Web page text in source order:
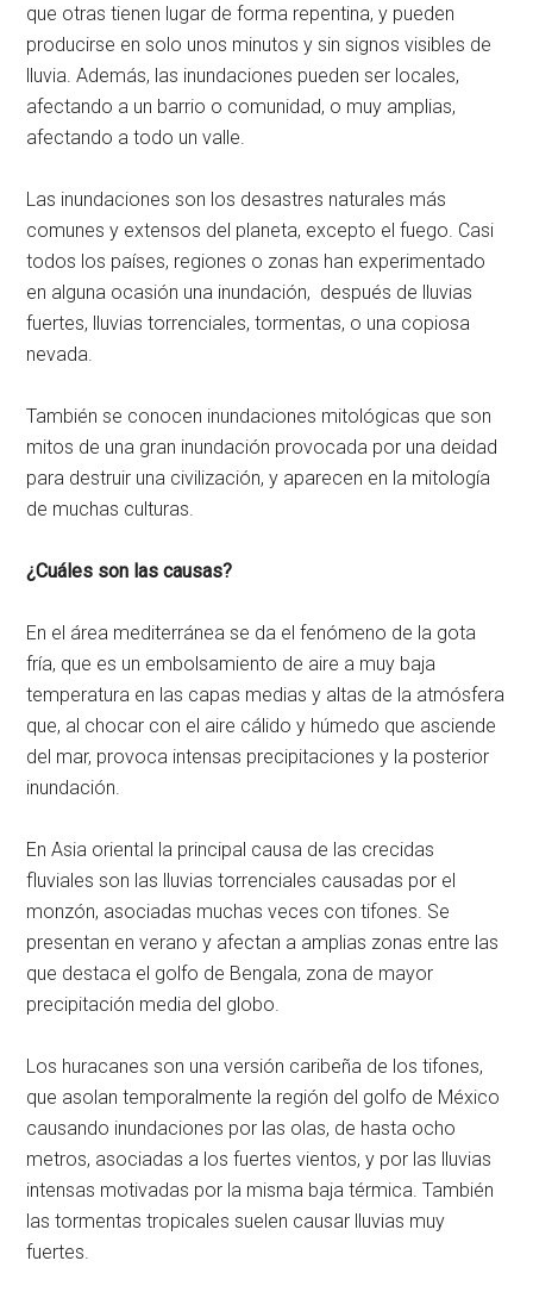
que otras tienen lugar de forma repentina, y pueden
producirse en solo unos minutos y sin signos visibles de
lluvia. Además, las inundaciones pueden ser locales,
afectando a un barrio o comunidad, o muy amplias,
afectando a todo un valle.
Las inundaciones son los desastres naturales más
comunes y extensos del planeta, excepto el fuego. Casi
todos los países, regiones o zonas han experimentado
en alguna ocasión una inundación, después de lluvias
fuertes, lluvias torrenciales, tormentas, o una copiosa
nevada.
También se conocen inundaciones mitológicas que son
mitos de una gran inundación provocada por una deidad
para destruir una civilización, y aparecen en la mitología
de muchas culturas.
¿Cuáles son las causas?
En el área mediterránea se da el fenómeno de la gota
fría, que es un embolsamiento de aire a muy baja
temperatura en las capas medias y altas de la atmósfera
que, al chocar con el aire cálido y húmedo que asciende
del mar, provoca intensas precipitaciones y la posterior
inundación.
En Asia oriental la principal causa de las crecidas
fluviales son las lluvias torrenciales causadas por el
monzón, asociadas muchas veces con tifones. Se
presentan en verano y afectan a amplias zonas entre las
que destaca el golfo de Bengala, zona de mayor
precipitación media del globo.
Los huracanes son una versión caribeña de los tifones,
que asolan temporalmente la región del golfo de México
causando inundaciones por las olas, de hasta ocho
metros, asociadas a los fuertes vientos, y por las lluvias
intensas motivadas por la misma baja térmica. También
las tormentas tropicales suelen causar lluvias muy
fuertes.